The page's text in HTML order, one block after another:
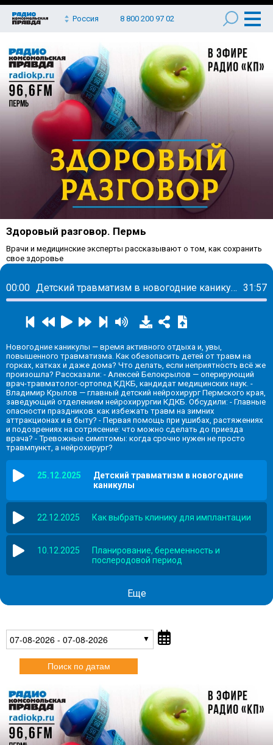
Россия 8 800 200 97 02
Здоровый разговор. Пермь
Врачи и медицинские эксперты рассказывают о том, как сохранить
свое здоровье
00:00 Детский травматизм в новогодние каникулы 31:57
Новогодние каникулы — время активного отдыха и, увы,
повышенного травматизма. Как обезопасить детей от травм на
горках, катках и даже дома? Что делать, если неприятность всё же
произошла? Рассказали: - Алексей Белокрылов — оперирующий
врач-травматолог-ортопед КДКБ, кандидат медицинских наук. -
Владимир Крылов — главный детский нейрохирург Пермского края,
заведующий отделением нейрохирургии КДКБ. Обсудили: - Главные
опасности праздников: как избежать травм на зимних
аттракционах и в быту? - Первая помощь при ушибах, растяжениях
и подозрениях на сотрясение: что можно сделать до приезда
врача? - Тревожные симптомы: когда срочно нужен не просто
травмпункт, а нейрохирург?
25.12.2025
Детский травматизм в новогодние
каникулы
22.12.2025 Как выбрать клинику для имплантации
10.12.2025
Планирование, беременность и
послеродовой период
Еще
07-08-2026 - 07-08-2026
Поиск по датам